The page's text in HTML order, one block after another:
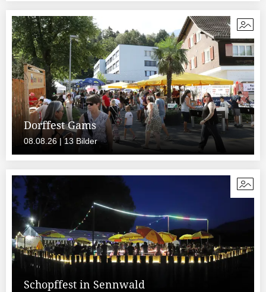
Dorffest Gams
08.08.26 | 13 Bilder
Schopffest in Sennwald